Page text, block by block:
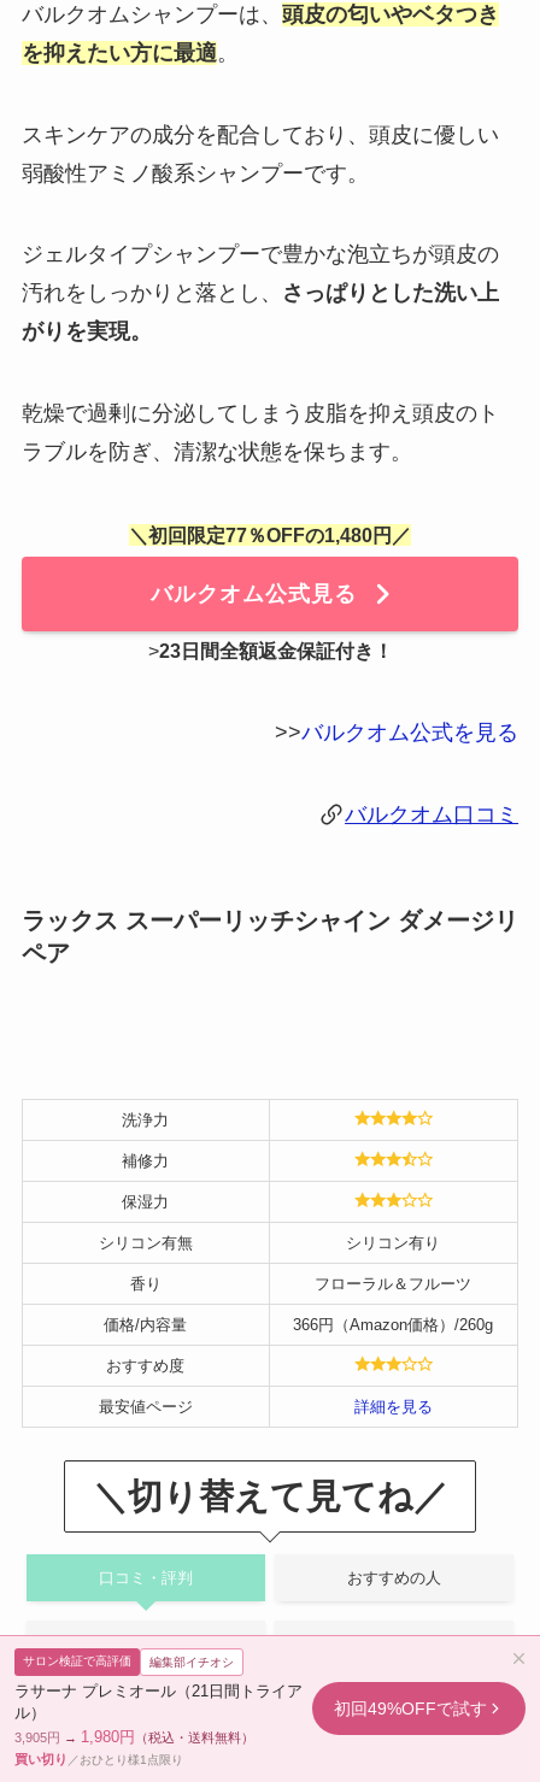
バルクオムシャンプーは、 頭皮の匂いやベタつき
を抑えたい方に最適。
スキンケアの成分を配合しており、頭皮に優しい
弱酸性アミノ酸系シャンプーです。
ジェルタイプシャンプーで豊かな泡立ちが頭皮の
汚れをしっかりと落とし、
さっぱりとした洗い上
がりを実現。
乾燥で過剰に分泌してしまう皮脂を抑え頭皮のト
ラブルを防ぎ、清潔な状態を保ちます。
＼初回限定77％OFFの1,480円／
バルクオム公式見る
>23日間全額返金保証付き ！
>>バルクオム公式を見る
バルクオム口コミ
ラックス スーパーリッチシャイン ダメージリ
ペア
洗浄力
補修力
保湿力
シリコン有無 シリコン有り
香り フローラル＆フルーツ
価格/内容量 366円（Amazon価格）/260g
おすすめ度
最安値ページ 詳細を見る
＼切り替えて見てね／
口コミ・評判 おすすめの人
4.0
5つ星のうち4.0つ星（62件のレビューに基づく）
サロン検証で高評価 編集部イチオシ
ラサーナ プレミオール（21日間トライア
ル）
3,905円 → 1,980円
（税込・送料無料）
買い切り ／おひとり様1点限り
初回49%OFFで試す